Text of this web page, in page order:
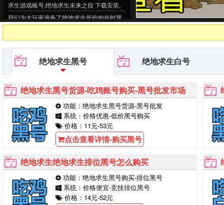
求生游戏账号,绝地求生未来之役 下载安装,
我们为大玩家准备了绝地求生低价的临时黑
绝地求生黑号 绝地求生白号
绝地求生黑号货源-吃鸡账号购买-黑号批发市场
功能：绝地求生黑号货源-黑号批发
系统：价格优惠-低价黑号购买
价格：11元-53元
点击查看详情-购买黑号
绝地求生绝地求生排位黑号怎么购买
功能：绝地求生黑号购买-排位黑号
系统：价格便宜-竞技排位黑号
价格：14元-52元